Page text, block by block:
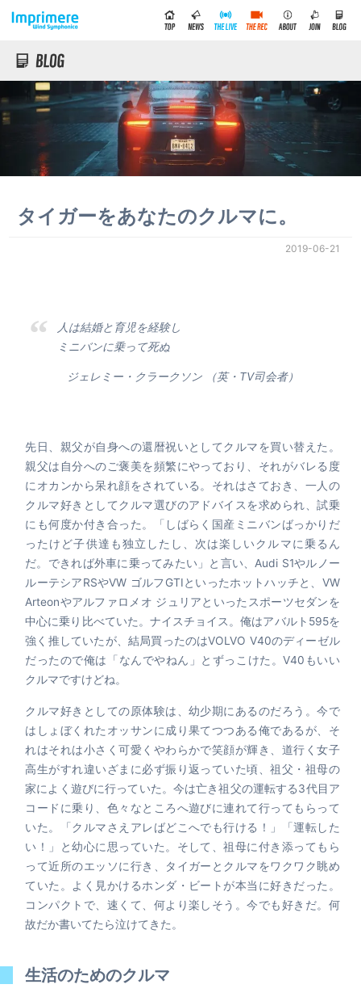
タイガーをあなたのクルマに。
2019-06-21
人は結婚と育児を経験し
ミニバンに乗って死ぬ
ジェレミー・クラークソン （英・TV司会者）
先日、親父が自身への還暦祝いとしてクルマを買い替えた。
親父は自分へのご褒美を頻繁にやっており、それがバレる度
にオカンから呆れ顔をされている。それはさておき、一人の
クルマ好きとしてクルマ選びのアドバイスを求められ、試乗
にも何度か付き合った。「しばらく国産ミニバンばっかりだ
ったけど子供達も独立したし、次は楽しいクルマに乗るん
だ。できれば外車に乗ってみたい」と言い、Audi S1やルノー
ルーテシアRSやVW ゴルフGTIといったホットハッチと、VW
Arteonやアルファロメオ ジュリアといったスポーツセダンを
中心に乗り比べていた。ナイスチョイス。俺はアバルト595を
強く推していたが、結局買ったのはVOLVO V40のディーゼル
だったので俺は「なんでやねん」とずっこけた。V40もいい
クルマですけどね。
クルマ好きとしての原体験は、幼少期にあるのだろう。今で
はしょぼくれたオッサンに成り果てつつある俺であるが、そ
れはそれは小さく可愛くやわらかで笑顔が輝き、道行く女子
高生がすれ違いざまに必ず振り返っていた頃、祖父・祖母の
家によく遊びに行っていた。今は亡き祖父の運転する3代目ア
コードに乗り、色々なところへ遊びに連れて行ってもらって
いた。「クルマさえアレばどこへでも行ける！」「運転した
い！」と幼心に思っていた。そして、祖母に付き添ってもら
って近所のエッソに行き、タイガーとクルマをワクワク眺め
ていた。よく見かけるホンダ・ビートが本当に好きだった。
コンパクトで、速くて、何より楽しそう。今でも好きだ。何
故だか書いてたら泣けてきた。
生活のためのクルマ